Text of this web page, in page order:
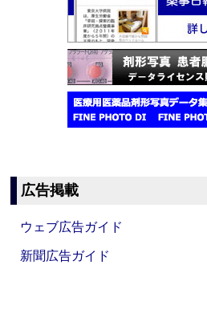
広告掲載
ウェブ広告ガイド
新聞広告ガイド